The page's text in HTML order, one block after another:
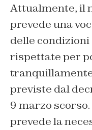
Attualmente, il
prevede una
delle condizioni
rispettate per
previste dal
9 marzo
prevede la